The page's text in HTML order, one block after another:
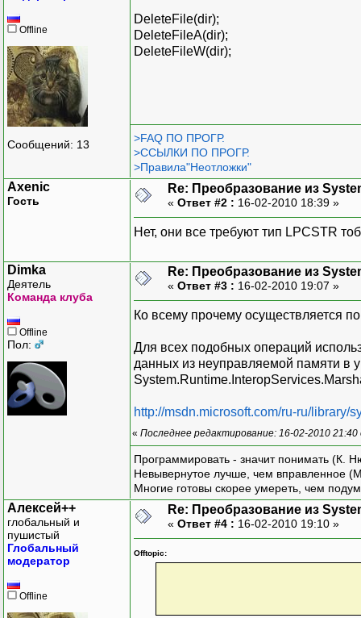
Offline
Сообщений: 13
DeleteFile(dir);
DeleteFileA(dir);
DeleteFileW(dir);
>FAQ ПО ПРОГР.
>ССЫЛКИ ПО ПРОГР.
>Правила"Неотложки"
Axenic
Гость
Re: Преобразование из
« Ответ #2 : 16-02-2010 18:39 »
Нет, они все требуют тип LPCSTR
Dimka
Деятель
Команда клуба
Offline
Пол:
Re: Преобразование из
« Ответ #3 : 16-02-2010 19:07 »
Ко всему прочему осуществляется
Для всех подобных операций
данных из неуправляемой памяти в
http://msdn.microsoft.com/ru-ru/library/
« Последнее редактирование: 16-02-2010
Программировать - значит понимать (К.
Невывернутое лучше, чем вправленное
Многие готовы скорее умереть, чем
Алексей++
глобальный и
пушистый
Глобальный
модератор
Offline
Re: Преобразование из
« Ответ #4 : 16-02-2010 19:10 »
Offtopic: